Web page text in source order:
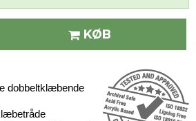
KØB
dobbeltklæbende